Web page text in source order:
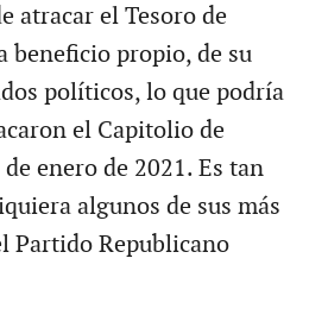
atracar el Tesoro de
beneficio propio, de su
políticos, lo que podría
el Capitolio de
enero de 2021. Es tan
algunos de sus más
Partido Republicano